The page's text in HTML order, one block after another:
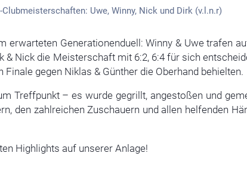
Uwe, Winny, Nick und Dirk (v.l.n.r)
erwarteten Generationenduell: Winny & Uwe trafen
Nick die Meisterschaft mit 6:2, 6:4 für sich
gegen Niklas & Günther die Oberhand behielten.
Treffpunkt – es wurde gegrillt, angestoßen und
den zahlreichen Zuschauern und allen helfenden
Highlights auf unserer Anlage!